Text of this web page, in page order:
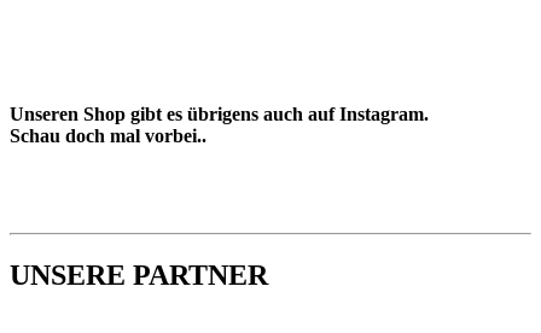
Unseren Shop gibt es übrigens auch auf Instagram.
Schau doch mal vorbei..
UNSERE PARTNER